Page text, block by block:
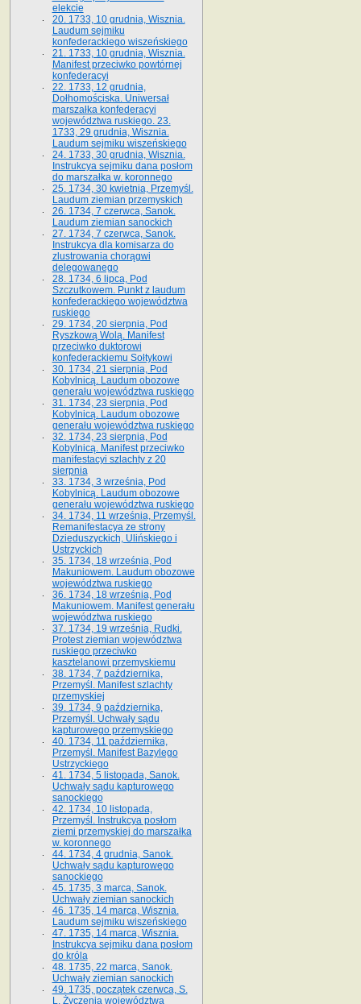
elekcie
20. 1733, 10 grudnia, Wisznia.
Laudum sejmiku
konfederackiego wiszeńskiego
21. 1733, 10 grudnia, Wisznia.
Manifest przeciwko powtórnej
konfederacyi
22. 1733, 12 grudnia,
Dołhomościska. Uniwersał
marszałka konfederacyi
województwa ruskiego. 23.
1733, 29 grudnia, Wisznia.
Laudum sejmiku wiszeńskiego
24. 1733, 30 grudnia, Wisznia.
Instrukcya sejmiku dana posłom
do marszałka w. koronnego
25. 1734, 30 kwietnia, Przemyśl.
Laudum ziemian przemyskich
26. 1734, 7 czerwca, Sanok.
Laudum ziemian sanockich
27. 1734, 7 czerwca, Sanok.
Instrukcya dla komisarza do
zlustrowania chorągwi
delegowanego
28. 1734, 6 lipca, Pod
Szczutkowem. Punkt z laudum
konfederackiego województwa
ruskiego
29. 1734, 20 sierpnia, Pod
Ryszkową Wolą. Manifest
przeciwko duktorowi
konfederackiemu Sołtykowi
30. 1734, 21 sierpnia, Pod
Kobylnicą. Laudum obozowe
generału województwa ruskiego
31. 1734, 23 sierpnia, Pod
Kobylnicą. Laudum obozowe
generału województwa ruskiego
32. 1734, 23 sierpnia, Pod
Kobylnicą. Manifest przeciwko
manifestacyi szlachty z 20
sierpnia
33. 1734, 3 września, Pod
Kobylnicą. Laudum obozowe
generału województwa ruskiego
34. 1734, 11 września, Przemyśl.
Remanifestacya ze strony
Dzieduszyckich, Ulińskiego i
Ustrzyckich
35. 1734, 18 września, Pod
Makuniowem. Laudum obozowe
województwa ruskiego
36. 1734, 18 września, Pod
Makuniowem. Manifest generału
województwa ruskiego
37. 1734, 19 września, Rudki.
Protest ziemian województwa
ruskiego przeciwko
kasztelanowi przemyskiemu
38. 1734, 7 października,
Przemyśl. Manifest szlachty
przemyskiej
39. 1734, 9 października,
Przemyśl. Uchwały sądu
kapturowego przemyskiego
40. 1734, 11 października,
Przemyśl. Manifest Bazylego
Ustrzyckiego
41. 1734, 5 listopada, Sanok.
Uchwały sądu kapturowego
sanockiego
42. 1734, 10 listopada,
Przemyśl. Instrukcya posłom
ziemi przemyskiej do marszałka
w. koronnego
44. 1734, 4 grudnia, Sanok.
Uchwały sądu kapturowego
sanockiego
45. 1735, 3 marca, Sanok.
Uchwały ziemian sanockich
46. 1735, 14 marca, Wisznia.
Laudum sejmiku wiszeńskiego
47. 1735, 14 marca, Wisznia.
Instrukcya sejmiku dana posłom
do króla
48. 1735, 22 marca, Sanok.
Uchwały ziemian sanockich
49. 1735, początek czerwca, S.
L. Życzenia województwa